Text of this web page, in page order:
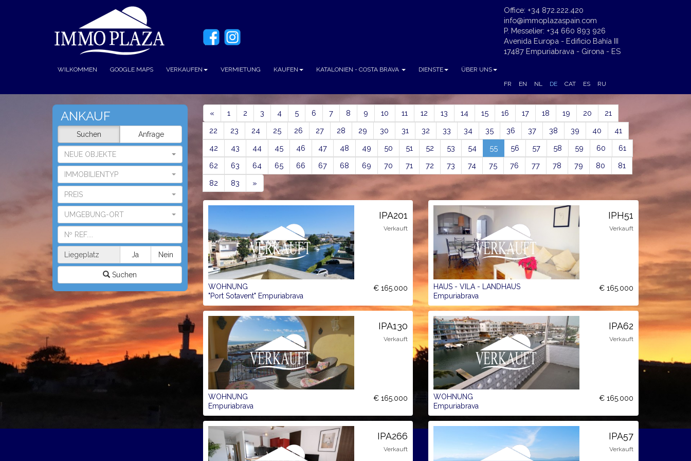
Office: +34 872.222.420
info@immoplazaspain.com
P. Messelier: +34 660 893 926
Avenida Europa - Edificio Bahía III
17487 Empuriabrava - Girona - ES
WILKOMMEN GOOGLE MAPS VERKAUFEN VERMIETUNG KAUFEN KATALONIEN - COSTA BRAVA DIENSTE
ÜBER UNS
FR
EN NL DE CAT ES RU
ANKAUF
Suchen Anfrage
NEUE OBJEKTE
IMMOBILIENTYP
PREIS
UMGEBUNG-ORT
Liegeplatz Ja Nein
Suchen
«Previous
1 2 3 4 5 6 7 8 9 10 11 12 13 14 15 16 17 18 19 20
21
22
23 24 25 26 27 28 29 30 31 32 33 34 35 36 37 38 39 40
41
42
43 44 45 46 47 48 49 50 51 52 53 54 55(current)
56 57 58 59 60
61
62
63 64 65 66 67 68 69 70 71 72 73 74 75 76 77 78 79 80
81
82
83 »Next
IPA201
Verkauft
WOHNUNG
"Port Sotavent" Empuriabrava
€ 165.000
IPH51
Verkauft
HAUS - VILA - LANDHAUS
Empuriabrava
€ 165.000
IPA130
Verkauft
WOHNUNG
Empuriabrava
€ 165.000
IPA62
Verkauft
WOHNUNG
Empuriabrava
€ 165.000
IPA266
Verkauft
IPA57
Verkauft